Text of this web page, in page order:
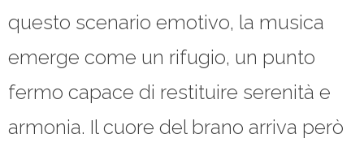
questo scenario emotivo, la musica
emerge come un rifugio, un punto
fermo capace di restituire serenità e
armonia. Il cuore del brano arriva però